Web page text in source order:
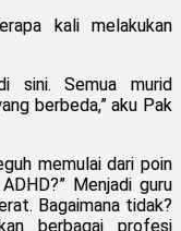
kali melakukan
sini. Semua murid
berbeda,” aku Pak
memulai dari poin
Menjadi guru
Bagaimana tidak?
berbagai profesi